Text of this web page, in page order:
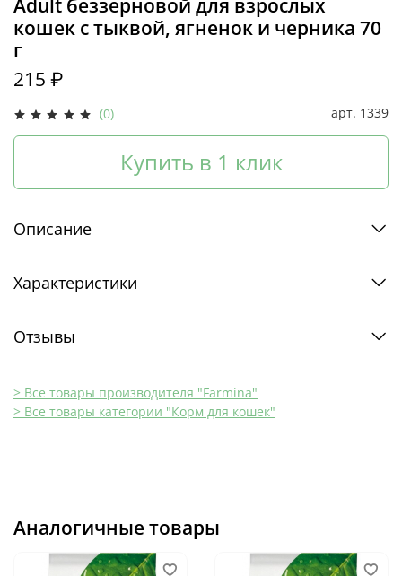
(0) арт. 1339
Adult беззерновой для взрослых
кошек с тыквой, ягненок и черника 70
г
215 ₽
Купить в 1 клик
Описание
Характеристики
Отзывы
> Все товары производителя "Farmina"
> Все товары категории "Корм для кошек"
Аналогичные товары